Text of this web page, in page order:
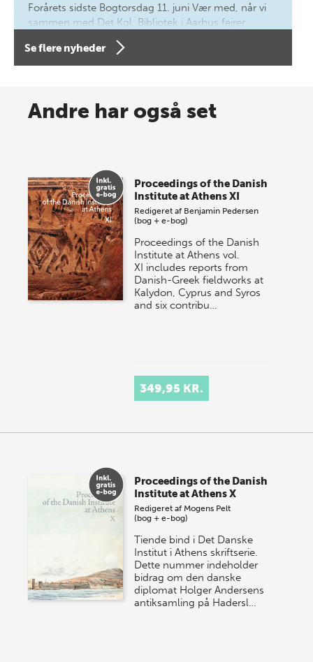
Forårets sidste Bogtorsdag 11. juni Vær med, når vi
sammen med Det Kgl. Bibliotek i Aarhus fejrer
forfatterne bag vores nyes…
Spar op til 70% til sommer-
store sommer-lagersalg, så sæt kryds i kalenderen
onsdag den 10. j…
Se flere nyheder
Andre har også set
Proceedings of the Danish
Institute at Athens XI
Redigeret af Benjamin Pedersen
(bog + e-bog)
Proceedings of the Danish
Institute at Athens vol.
XI includes reports from
Danish-Greek fieldworks at
Kalydon, Cyprus and Syros
and six contribu…
349,95 KR.
Proceedings of the Danish
Institute at Athens X
Redigeret af Mogens Pelt
(bog + e-bog)
Tiende bind i Det Danske
Institut i Athens skriftserie.
Dette nummer indeholder
bidrag om den danske
diplomat Holger Andersens
antiksamling på Hadersl…